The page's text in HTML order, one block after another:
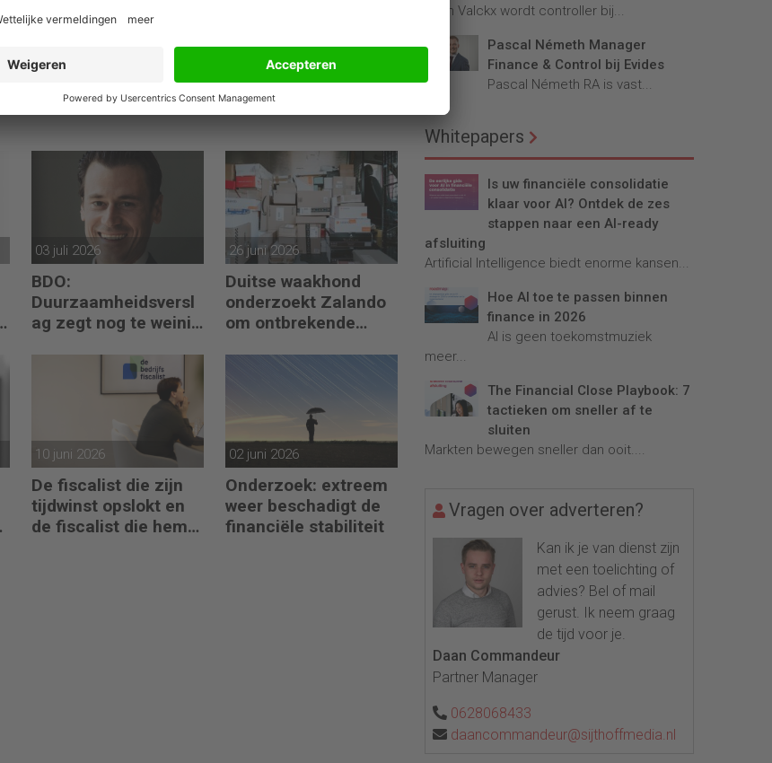
03 juli 2026
BDO:
Duurzaamheidsversl
ag zegt nog te weinig
26 juni 2026
Duitse waakhond
onderzoekt Zalando
om ontbrekende
10 juni 2026
De fiscalist die zijn
tijdwinst opslokt en
de fiscalist die hem
02 juni 2026
Onderzoek: extreem
weer beschadigt de
financiële stabiliteit
Teun Valckx wordt controller bij...
Pascal Németh Manager
Finance & Control bij Evides
Pascal Németh RA is vast...
Whitepapers
Is uw financiële consolidatie
klaar voor AI? Ontdek de zes
stappen naar een AI-ready
afsluiting
Artificial Intelligence biedt enorme kansen...
Hoe AI toe te passen binnen
finance in 2026
AI is geen toekomstmuziek
meer...
The Financial Close Playbook: 7
tactieken om sneller af te
sluiten
Markten bewegen sneller dan ooit....
Vragen over adverteren?
Kan ik je van dienst zijn
met een toelichting of
advies? Bel of mail
gerust. Ik neem graag
de tijd voor je.
Daan Commandeur
Partner Manager
0628068433
daancommandeur@sijthoffmedia.nl